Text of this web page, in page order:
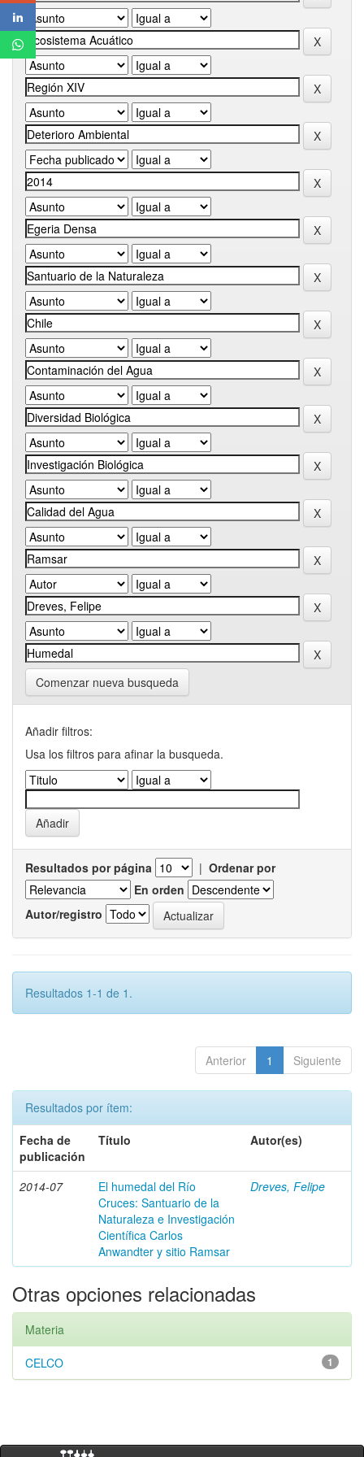
Comenzar nueva busqueda
Añadir filtros:
Usa los filtros para afinar la busqueda.
Resultados por página | Ordenar por
En orden
Autor/registro
Resultados 1-1 de 1.
Anterior 1 Siguiente
Resultados por ítem:
Fecha de
publicación
Título Autor(es)
2014-07
El humedal del Río
Cruces: Santuario de la
Naturaleza e Investigación
Científica Carlos
Anwandter y sitio Ramsar
Dreves, Felipe
Otras opciones relacionadas
Materia
1
CELCO